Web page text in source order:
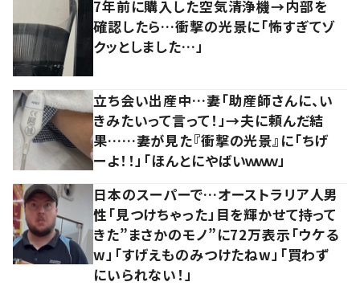
7年前に購入した空気清浄機→内部を
確認したら…衝撃の光景に「怖すぎてゾ
クッとしました…」
立ち会い出産中…妻「助産師さんに、い
きみたいって言って！」→夫に頼んだ結
果……妻が見た『衝撃の光景』に「ちげ
ーよ！！」「ほんとにやばいｗｗｗ」
日本のスーパーで…オーストラリア人男
性「見つけちゃった」目を輝かせて持って
きた”まさかのモノ”に72万表示「ウケる
w」「すげえものみつけたねw」「買わず
にいられない！」